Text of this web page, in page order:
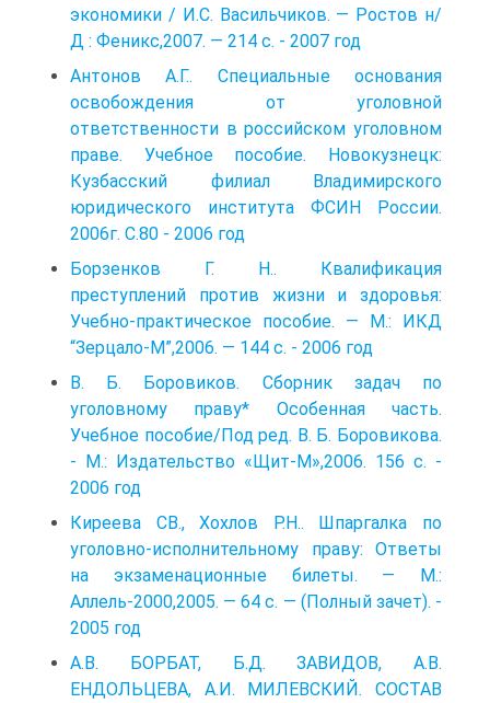
экономики / И.С. Васильчиков. — Ростов н/
Д : Феникс,2007. — 214 с. - 2007 год
Антонов А.Г.. Специальные основания
освобождения от уголовной
ответственности в российском уголовном
праве. Учебное пособие. Новокузнецк:
Кузбасский филиал Владимирского
юридического института ФСИН России.
2006г. С.80 - 2006 год
Борзенков Г. Н.. Квалификация
преступлений против жизни и здоровья:
Учебно-практическое пособие. — М.: ИКД
“Зерцало-М”,2006. — 144 с. - 2006 год
В. Б. Боровиков. Сборник задач по
уголовному праву* Особенная часть.
Учебное пособие/Под ред. В. Б. Боровикова.
- М.: Издательство «Щит-М»,2006. 156 с. -
2006 год
Киреева СВ., Хохлов Р.Н.. Шпаргалка по
уголовно-исполнительному праву: Ответы
на экзаменационные билеты. — М.:
Аллель-2000,2005. — 64 с. — (Полный зачет). -
2005 год
А.В. БОРБАТ, Б.Д. ЗАВИДОВ, А.В.
ЕНДОЛЬЦЕВА, А.И. МИЛЕВСКИЙ. СОСТАВ